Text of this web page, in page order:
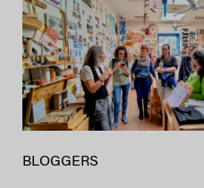
BLOGGERS